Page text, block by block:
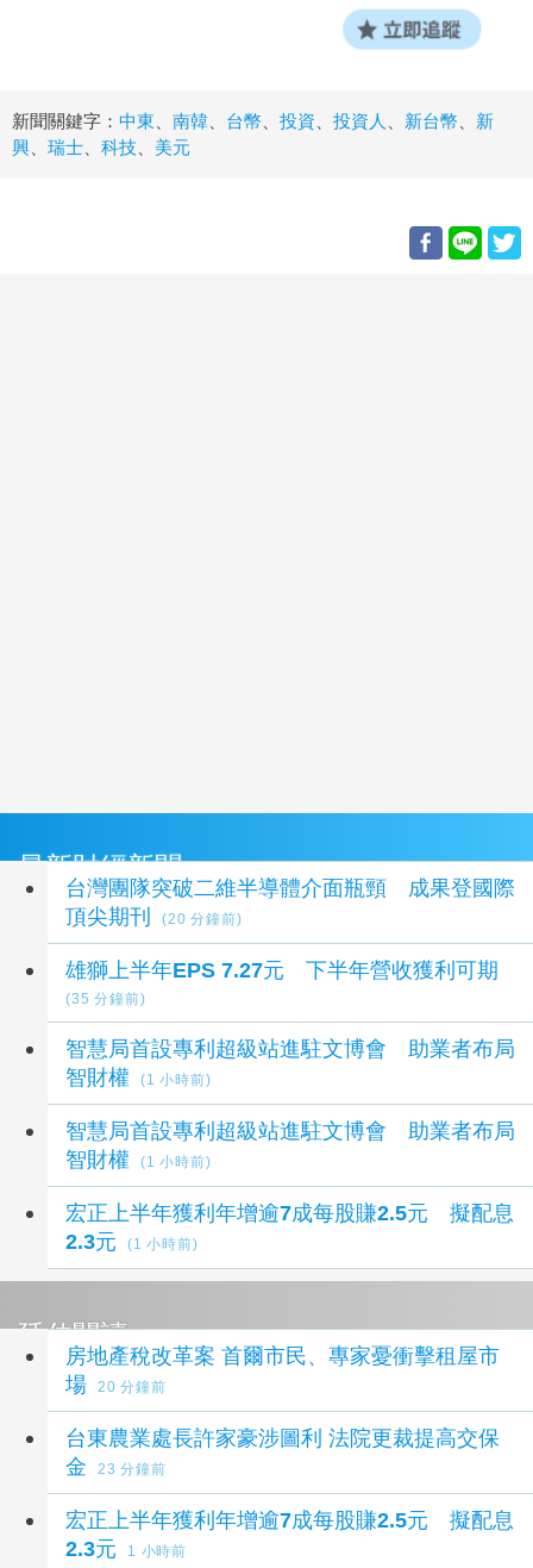
新聞關鍵字： 中東 南韓 台幣 投資 投資人 新台幣
新
興
瑞士 科技 美元
最新財經新聞
台灣團隊突破二維半導體介面瓶頸 成果登國際
頂尖期刊
(20 分鐘前)
雄獅上半年EPS 7.27元 下半年營收獲利可期
(35 分鐘前)
智慧局首設專利超級站進駐文博會 助業者布局
智財權
(1 小時前)
智慧局首設專利超級站進駐文博會 助業者布局
智財權
(1 小時前)
宏正上半年獲利年增逾7成每股賺2.5元 擬配息
2.3元
(1 小時前)
延伸閱讀
房地產稅改革案 首爾市民、專家憂衝擊租屋市
場
20 分鐘前
台東農業處長許家豪涉圖利 法院更裁提高交保
金
23 分鐘前
宏正上半年獲利年增逾7成每股賺2.5元 擬配息
2.3元
1 小時前